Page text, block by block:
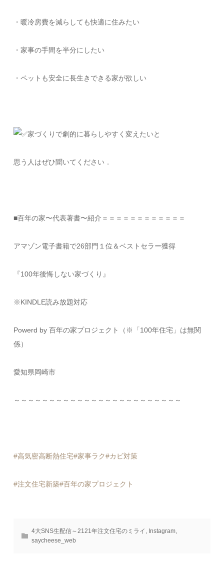
・暖冷房費を減らしても快適に住みたい
・家事の手間を半分にしたい
・ペットも安全に長生きできる家が欲しい
家づくりで劇的に暮らしやすく変えたいと
思う人はぜひ聞いてください．
■百年の家〜代表著書〜紹介＝＝＝＝＝＝＝＝＝＝＝＝
アマゾン電子書籍で26部門１位＆ベストセラー獲得
『100年後悔しない家づくり』
※KINDLE読み放題対応
Powerd by 百年の家プロジェクト（※「100年住宅」は無関
係）
愛知県岡崎市
～～～～～～～～～～～～～～～～～～～～～～～～
#高気密高断熱住宅#家事ラク#カビ対策
#注文住宅新築#百年の家プロジェクト
4大SNS生配信～2121年注文住宅のミライ Instagram
saycheese_web